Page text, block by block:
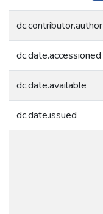
dc.contributor.author
dc.date.accessioned
dc.date.available
dc.date.issued